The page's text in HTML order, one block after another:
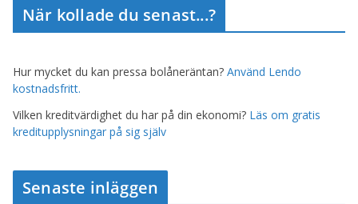
När kollade du senast...?
Hur mycket du kan pressa bolåneräntan? Använd Lendo
kostnadsfritt.
Vilken kreditvärdighet du har på din ekonomi? Läs om gratis
kreditupplysningar på sig själv
Senaste inläggen